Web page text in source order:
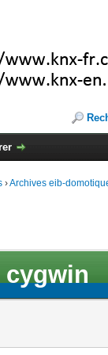
›Archives eib-